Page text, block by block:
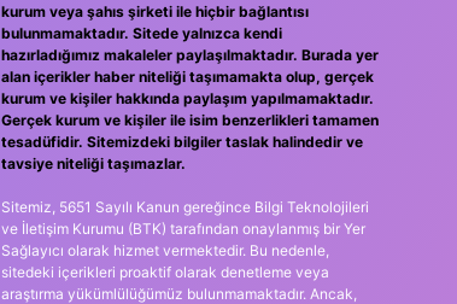
kurum veya şahıs şirketi ile hiçbir bağlantısı
bulunmamaktadır. Sitede yalnızca kendi
hazırladığımız makaleler paylaşılmaktadır. Burada yer
alan içerikler haber niteliği taşımamakta olup, gerçek
kurum ve kişiler hakkında paylaşım yapılmamaktadır.
Gerçek kurum ve kişiler ile isim benzerlikleri tamamen
tesadüfidir. Sitemizdeki bilgiler taslak halindedir ve
tavsiye niteliği taşımazlar.
Sitemiz, 5651 Sayılı Kanun gereğince Bilgi Teknolojileri
ve İletişim Kurumu (BTK) tarafından onaylanmış bir Yer
Sağlayıcı olarak hizmet vermektedir. Bu nedenle,
sitedeki içerikleri proaktif olarak denetleme veya
araştırma yükümlülüğümüz bulunmamaktadır. Ancak,